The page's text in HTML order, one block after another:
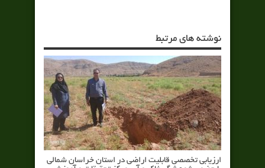
نوشته های مرتبط
ارزیابی تخصصی قابلیت اراضی در استان خراسان شمالی